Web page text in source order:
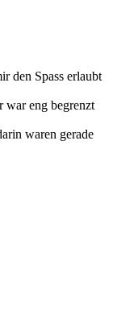
den Spass erlaubt
war eng begrenzt
waren gerade